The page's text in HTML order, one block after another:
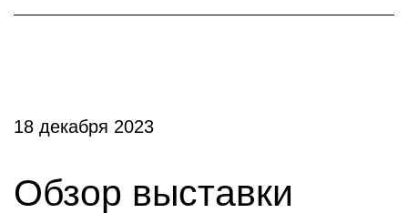
18 декабря 2023
Обзор выставки